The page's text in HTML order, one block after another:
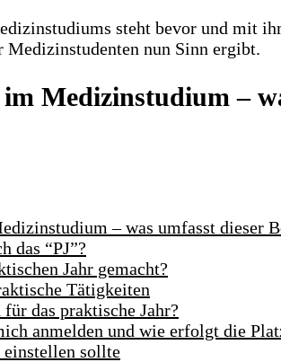
steht bevor und mit
Medizinstudenten nun Sinn ergibt.
Medizinstudium –
– was umfasst dieser
das “PJ”?
Jahr gemacht?
Tätigkeiten
das praktische Jahr?
anmelden und wie erfolgt die
einstellen sollte